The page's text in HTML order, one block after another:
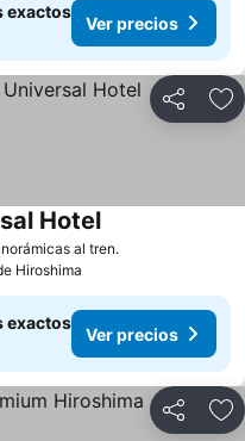
exactos
Ver precios
Compartir
al tren.Ver precios
HotelVer precios
Hiroshima
exactos
Ver precios
Compartir